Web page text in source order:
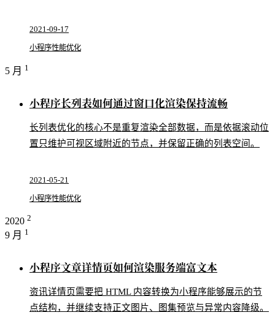
2021-09-17
小程序性能优化
5 月 1
小程序长列表如何通过窗口化渲染保持流畅
长列表优化的核心不是重复渲染全部数据，而是依据滚动位
置只维护可视区域附近的节点，并保留正确的列表空间。
2021-05-21
小程序性能优化
2020 2
9 月 1
小程序文章详情页如何渲染服务端富文本
资讯详情页需要把 HTML 内容转换为小程序能够展示的节
点结构，并继续支持正文图片、图集预览与异常内容降级。